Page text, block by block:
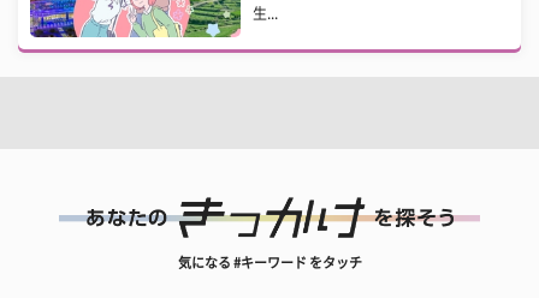
生...
気になる #キーワード をタッチ